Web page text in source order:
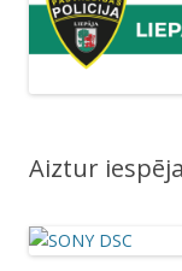
Aiztur